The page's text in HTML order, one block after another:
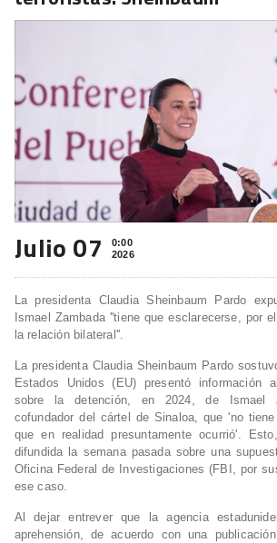
Julio 07
0:00
2026
La presidenta Claudia Sheinbaum Pardo
Ismael Zambada ''tiene que esclarecerse, por
la relación bilateral''.
La presidenta Claudia Sheinbaum Pardo
Estados Unidos (EU) presentó información
sobre la detención, en 2024, de Ismael
cofundador del cártel de Sinaloa, que 'no
que en realidad presuntamente ocurrió'.
difundida la semana pasada sobre una
Oficina Federal de Investigaciones (FBI, por
ese caso.
Al dejar entrever que la agencia
aprehensión, de acuerdo con una